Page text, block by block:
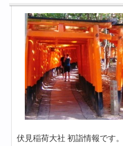
伏見稲荷大社 初詣情報です。